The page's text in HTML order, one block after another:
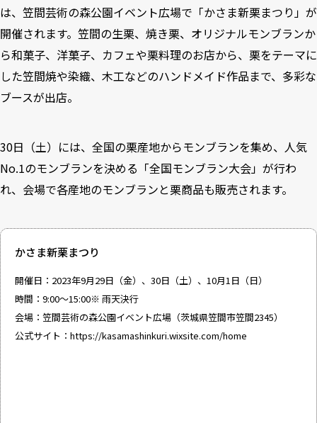
は、笠間芸術の森公園イベント広場で「かさま新栗まつり」が
開催されます。笠間の生栗、焼き栗、オリジナルモンブランか
ら和菓子、洋菓子、カフェや栗料理のお店から、栗をテーマに
した笠間焼や染織、木工などのハンドメイド作品まで、多彩な
ブースが出店。
30日（土）には、全国の栗産地からモンブランを集め、人気
No.1のモンブランを決める「全国モンブラン大会」が行わ
れ、会場で各産地のモンブランと栗商品も販売されます。
かさま新栗まつり
開催日：2023年9月29日（金）、30日（土）、10月1日（日）
時間：9:00〜15:00※ 雨天決行
会場：笠間芸術の森公園イベント広場（茨城県笠間市笠間2345）
公式サイト： https://kasamashinkuri.wixsite.com/home